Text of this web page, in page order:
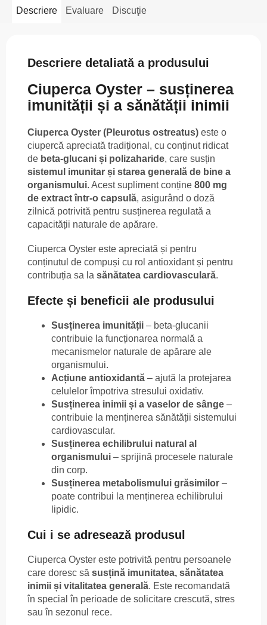
Descriere Evaluare Discuţie
Descriere detaliată a produsului
Ciuperca Oyster – susținerea
imunității și a sănătății inimii
Ciuperca Oyster (Pleurotus ostreatus) este o
ciupercă apreciată tradițional, cu conținut ridicat
de beta-glucani și polizaharide, care susțin
sistemul imunitar și starea generală de bine a
organismului. Acest supliment conține 800 mg
de extract într-o capsulă, asigurând o doză
zilnică potrivită pentru susținerea regulată a
capacității naturale de apărare.
Ciuperca Oyster este apreciată și pentru
conținutul de compuși cu rol antioxidant și pentru
contribuția sa la sănătatea cardiovasculară.
Efecte și beneficii ale produsului
Susținerea imunității – beta-glucanii
contribuie la funcționarea normală a
mecanismelor naturale de apărare ale
organismului.
Acțiune antioxidantă – ajută la protejarea
celulelor împotriva stresului oxidativ.
Susținerea inimii și a vaselor de sânge –
contribuie la menținerea sănătății sistemului
cardiovascular.
Susținerea echilibrului natural al
organismului – sprijină procesele naturale
din corp.
Susținerea metabolismului grăsimilor –
poate contribui la menținerea echilibrului
lipidic.
Cui i se adresează produsul
Ciuperca Oyster este potrivită pentru persoanele
care doresc să susțină imunitatea, sănătatea
inimii și vitalitatea generală. Este recomandată
în special în perioade de solicitare crescută, stres
sau în sezonul rece.